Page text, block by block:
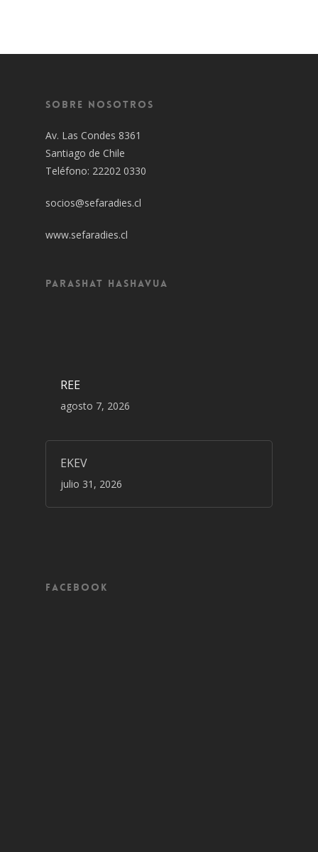
Sobre Nosotros
Av. Las Condes 8361
Santiago de Chile
Teléfono: 22202 0330
socios@sefaradies.cl
www.sefaradies.cl
Parashat Hashavua
REE
agosto 7, 2026
EKEV
julio 31, 2026
Facebook